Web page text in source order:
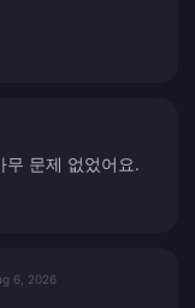
무 문제 없었어요.
6, 2026